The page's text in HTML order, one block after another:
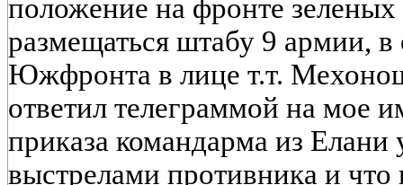
положение на фронте зеленых
размещаться штабу 9 армии, в
Южфронта в лице т.т.
ответил телеграммой на мое
приказа командарма из Елани
выстрелами противника и что